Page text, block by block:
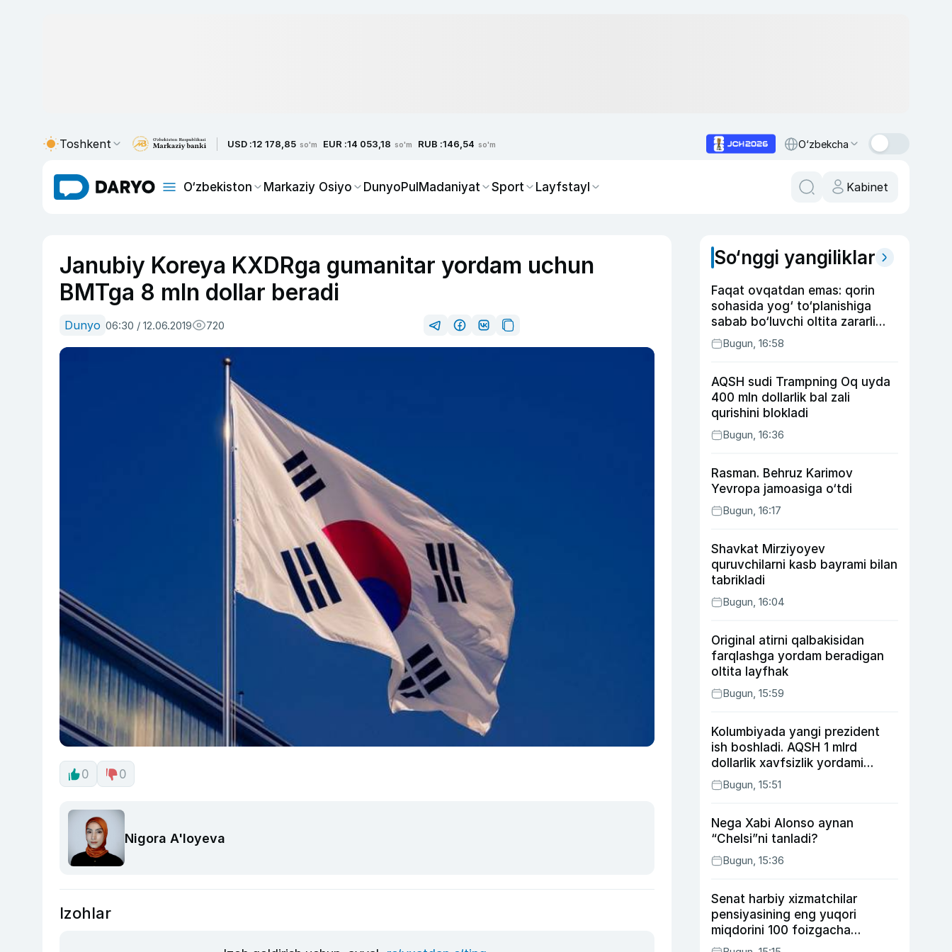
Toshkent USD :12 178,85 so'm EUR :14 053,18 so'm RUB :146,54 so'm O‘zbekcha
O‘zbekiston Markaziy Osiyo DunyoPulMadaniyat Sport Layfstayl Kabinet
Janubiy Koreya KXDRga gumanitar yordam uchun
BMTga 8 mln dollar beradi
Dunyo 06:30 / 12.06.2019 720
0 0
Nigora A'loyeva
Izohlar
So‘nggi yangiliklar
Faqat ovqatdan emas: qorin
sohasida yog‘ to‘planishiga
sabab bo‘luvchi oltita zararli
odatBugun, 16:58
AQSH sudi Trampning Oq uyda
400 mln dollarlik bal zali
qurishini blokladi
Bugun, 16:36
Rasman. Behruz Karimov
Yevropa jamoasiga o‘tdi
Bugun, 16:17
Shavkat Mirziyoyev
quruvchilarni kasb bayrami bilan
tabrikladi
Bugun, 16:04
Original atirni qalbakisidan
farqlashga yordam beradigan
oltita layfhak
Bugun, 15:59
Kolumbiyada yangi prezident
ish boshladi. AQSH 1 mlrd
dollarlik xavfsizlik yordami
bermoqchi
Bugun, 15:51
Nega Xabi Alonso aynan
“Chelsi”ni tanladi?
Bugun, 15:36
Senat harbiy xizmatchilar
pensiyasining eng yuqori
miqdorini 100 foizgacha
oshirishni nazarda tutuvchi